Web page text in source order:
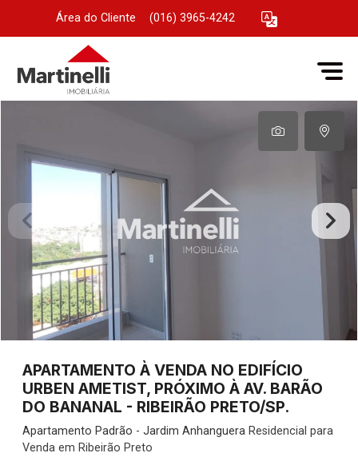
Área do Cliente (016) 3965-4242
APARTAMENTO À VENDA NO EDIFÍCIO
URBEN AMETIST, PRÓXIMO À AV. BARÃO
DO BANANAL - RIBEIRÃO PRETO/SP.
Apartamento Padrão - Jardim Anhanguera Residencial para
Venda em Ribeirão Preto